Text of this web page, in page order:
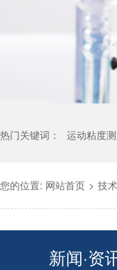
热门关键词： 运动粘度
您的位置: 网站首页 > 技
新闻·资